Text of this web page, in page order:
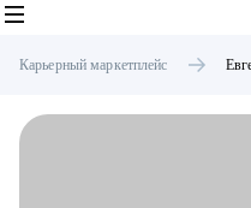
Карьерный маркетплейс